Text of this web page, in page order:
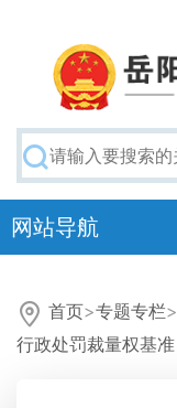
网站导航
首页>专题专栏>
行政处罚裁量权基准